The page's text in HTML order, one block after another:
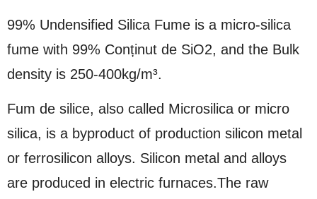
99% Undensified Silica Fume is a micro-silica
fume with 99% Conținut de SiO2, and the Bulk
density is 250-400kg/m³.
Fum de silice, also called Microsilica or micro
silica, is a byproduct of production silicon metal
or ferrosilicon alloys. Silicon metal and alloys
are produced in electric furnaces.The raw